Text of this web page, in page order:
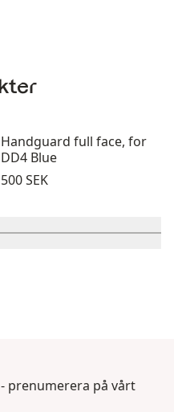
Handguard full face, for
DD4 Blue
Pris:
500 SEK
prenumerera på vårt